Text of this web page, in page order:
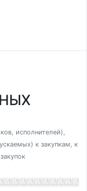
исполнителей),
к закупкам, к